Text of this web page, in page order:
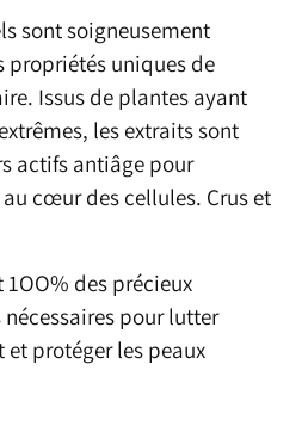
sont soigneusement
propriétés uniques de
Issus de plantes ayant
les extraits sont
actifs anti­âge pour
cœur des cellules. Crus et
des précieux
pour lutter
protéger les peaux